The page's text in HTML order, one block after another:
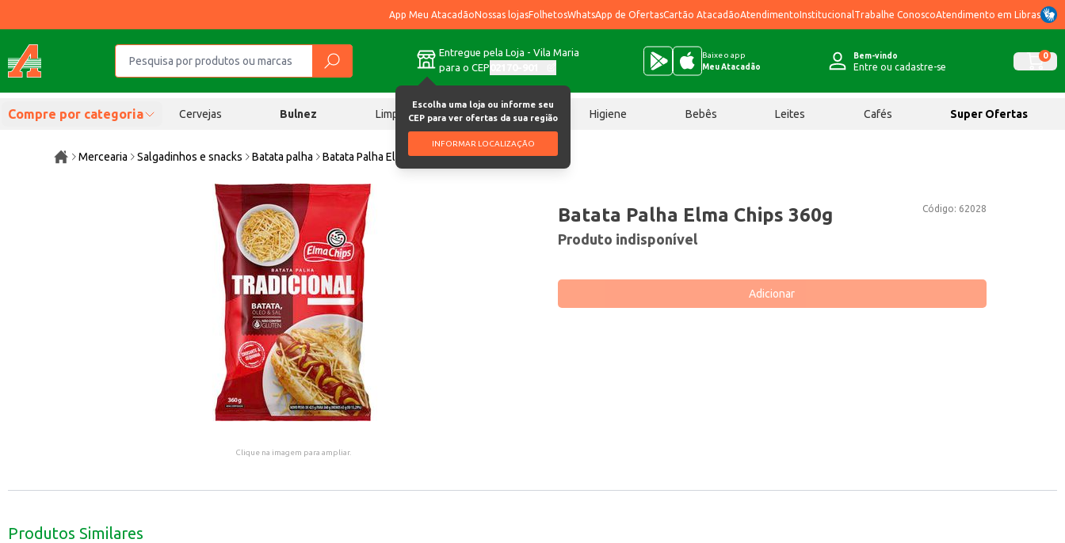
App Meu AtacadãoNossas lojasFolhetosWhatsApp de OfertasCartão AtacadãoAtendimentoInstitucional Trabalhe ConoscoAtendimento em Libras
Entregue pela Loja - Vila Maria
para o CEP
Escolha uma loja ou informe seu
CEP para ver ofertas da sua região
INFORMAR LOCALIZAÇÃO
Baixe o app
Meu Atacadão
Bem-vindo
Entre ou cadastre-se
0
Compre por categoria Cervejas Bulnez Limpeza Chocolates Higiene Bebês Leites Cafés Super Ofertas
Mercearia Salgadinhos e snacks Batata palha Batata Palha Elma Chips 360g
Clique na imagem para ampliar.
Código: 62028
Batata Palha Elma Chips 360g
Produto indisponível
Adicionar
Produtos Similares